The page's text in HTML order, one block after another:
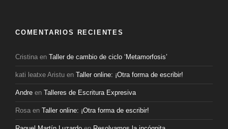
COMENTARIOS RECIENTES
Cristina en Taller de cambio de ciclo ‘Metamorfosis’
kati leatxe Aristu en Taller online: ¡Otra forma de escribir!
Andre en Talleres de Escritura Expresiva
Rosa en Taller online: ¡Otra forma de escribir!